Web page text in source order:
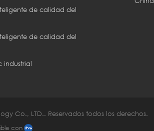
de calidad del
de calidad del
industrial
Co., LTD.. Reservados todos los derechos.
con